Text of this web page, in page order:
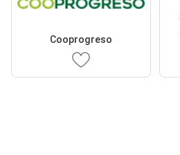
Cooprogreso